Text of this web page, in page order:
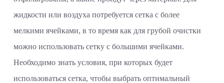
жидкости или воздуха потребуется сетка с более
мелкими ячейками, в то время как для грубой очистки
можно использовать сетку с большими ячейками.
Необходимо знать условия, при которых будет
использоваться сетка, чтобы выбрать оптимальный